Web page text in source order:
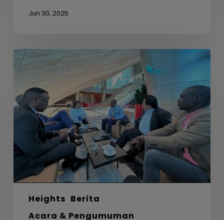
Jun 30, 2025
Heights Berita
Acara & Pengumuman
Mesyuarat
Sampingan
Uganda
Development
Bank